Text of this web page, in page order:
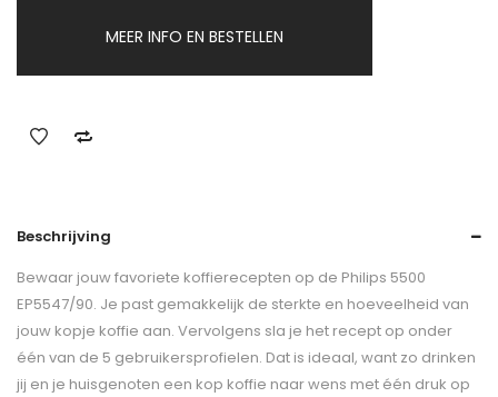
MEER INFO EN BESTELLEN
Beschrijving
Bewaar jouw favoriete koffierecepten op de Philips 5500
EP5547/90. Je past gemakkelijk de sterkte en hoeveelheid van
jouw kopje koffie aan. Vervolgens sla je het recept op onder
één van de 5 gebruikersprofielen. Dat is ideaal, want zo drinken
jij en je huisgenoten een kop koffie naar wens met één druk op